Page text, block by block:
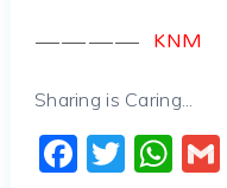
———— KNM
Sharing is Caring...